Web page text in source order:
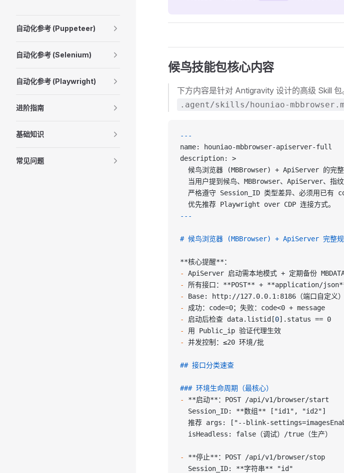
自动化参考 (Puppeteer)
自动化参考 (Selenium)
自动化参考 (Playwright)
进阶指南
基础知识
常见问题
候鸟技能包核心内容
下方内容是针对 Antigravity 设计的高级 Skill
.agent/skills/houniao-
---
name: houniao-mbbrowser-apiserver-full
description: >
候鸟浏览器 (MBBrowser) + ApiServer 的完整
当用户提到候鸟、MBBrowser、ApiServer、指
严格遵守 Session_ID 类型差异、必须用已有
  优先推荐 Playwright over CDP 连接方式。
---
# 候鸟浏览器 (MBBrowser) + ApiServer 完整
**核心提醒**：
-
ApiServer 启动需本地模式 + 定期备份
-
所有接口： **POST** + **application/
-
Base: http://127.0.0.1:8186（端口自定义）
-
成功：code=0；失败：code<0 + message
-
启动后检查 data.listid[0].status == 0
-
用 Public_ip 验证代理生效
-
并发控制：≤20 环境/批
## 接口分类速查
### 环境生命周期（最核心）
-
**启动**：POST /api/v1/browser/start
  Session_ID:
**数组** ["id1", "id2"]
推荐 args: ["--blink-
  isHeadless: false（调试）/true（生产）
- **停止**：POST /api/v1/browser/stop
  Session_ID:
**字符串** "id"